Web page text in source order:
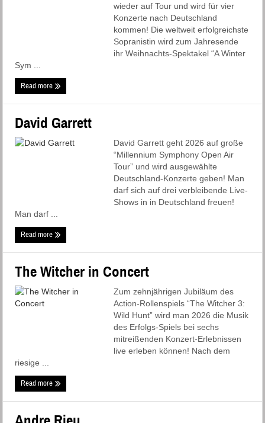
wieder auf Tour und wird für vier
Konzerte nach Deutschland
kommen! Die weltweit erfolgreichste
Sopranistin wird zum Jahresende
ihr Weihnachts-Spektakel “A Winter
Sym ...
Read more
David Garrett
David Garrett geht 2026 auf große
“Millennium Symphony Open Air
Tour” und wird ausgewählte
Deutschland-Konzerte geben! Man
darf sich auf drei verbleibende Live-
Shows in in Deutschland freuen!
Man darf ...
Read more
The Witcher in Concert
Zum zehnjährigen Jubiläum des
Action-Rollenspiels “The Witcher 3:
Wild Hunt” wird man 2026 die Musik
des Erfolgs-Spiels bei sechs
mitreißenden Konzert-Erlebnissen
live erleben können! Nach dem
riesige ...
Read more